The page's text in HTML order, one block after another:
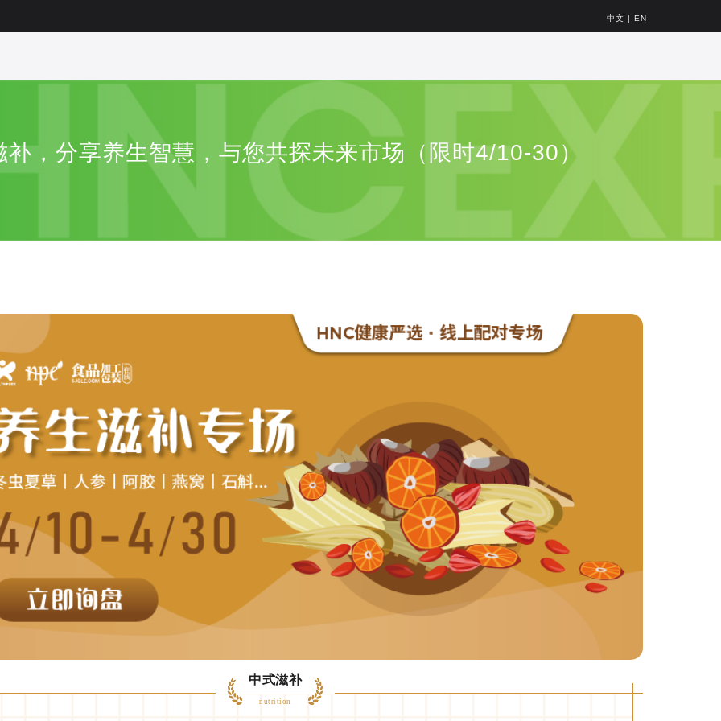
中文 | EN
，分享养生智慧，与您共探未来市场（限时4/10-30）
中式滋补
nutrition